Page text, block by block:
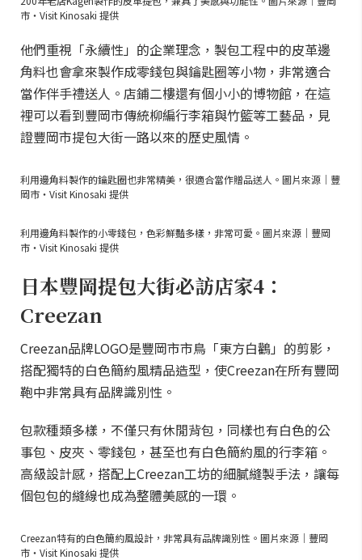
市・Visit Kinosaki 提供
他們重視「永續性」的企業理念，製包工程中的皮革邊
角料也會拿來製作成零錢包與鑰匙圈等小物，非常適合
當作伴手禮送人。店鋪二樓還有個小小的博物館，在這
裡可以看到豐岡市傳統柳編行李箱與竹籃等工藝品，見
證豐岡市提包大街一路以來的歷史風情。
利用邊角料製作的鑰匙圈也非常精美，很適合當作贈品送人。圖片來源｜豐
岡市・Visit Kinosaki 提供
利用邊角料製作的小零錢包，色彩鮮豔多樣，非常可愛。圖片來源｜豐岡
市・Visit Kinosaki 提供
日本豐岡提包大街必訪店家4：
Creezan
Creezan品牌LOGO是豐岡市市鳥「東方白鸛」的剪影，
搭配獨特的白色簡約風精品造型，使Creezan在所有豐岡
鞄中非常具有品牌識別性。
包款種類多樣，不僅只有休閒背包，同樣也有白色的公
事包、皮夾、零錢包，甚至也有白色簡約風的行李箱。
高級設計感，搭配上Creezan工坊的細膩縫製手法，讓每
個包包的縫線也成為整體美感的一環。
Creezan特有的白色簡約風設計，非常具有品牌識別性。圖片來源｜豐岡
市・Visit Kinosaki 提供